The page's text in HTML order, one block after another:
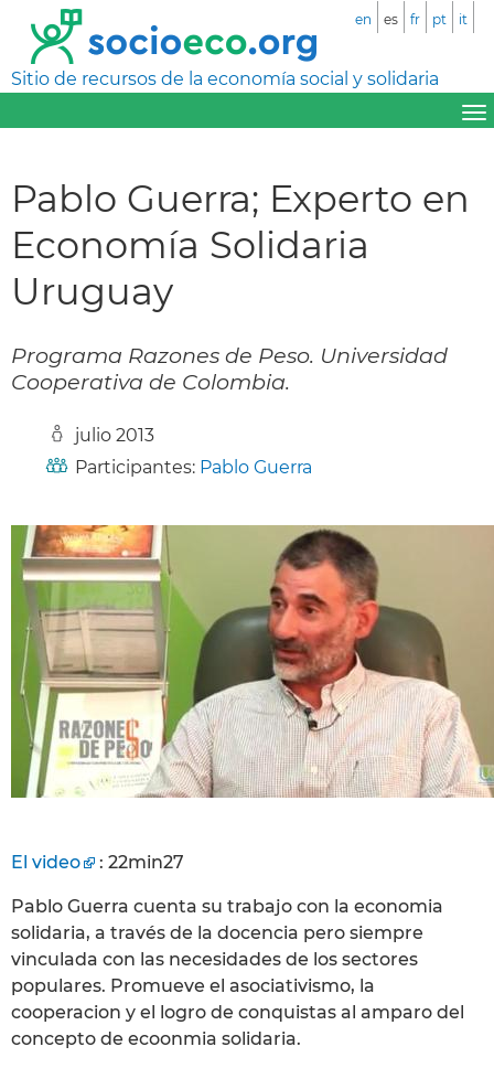
Sitio de recursos de la economía social y solidaria
en es fr pt it
Pablo Guerra; Experto en
Economía Solidaria
Uruguay
Programa Razones de Peso. Universidad
Cooperativa de Colombia.
julio 2013
Participantes: Pablo Guerra
El video : 22min27
Pablo Guerra cuenta su trabajo con la economia
solidaria, a través de la docencia pero siempre
vinculada con las necesidades de los sectores
populares. Promueve el asociativismo, la
cooperacion y el logro de conquistas al amparo del
concepto de ecoonmia solidaria.